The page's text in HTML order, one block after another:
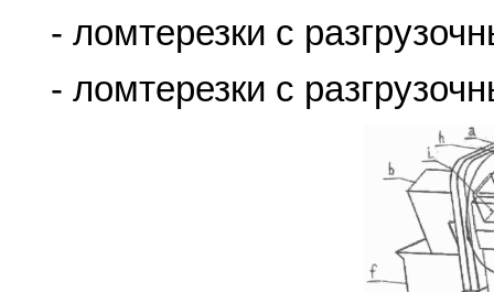
- ломтерезки с
- ломтерезки с